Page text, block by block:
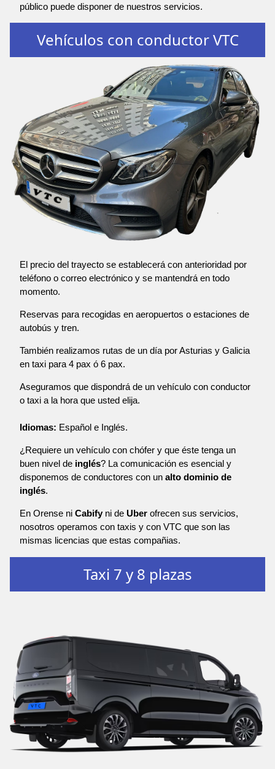
público puede disponer de nuestros servicios.
Vehículos con conductor VTC
El precio del trayecto se establecerá con anterioridad por
teléfono o correo electrónico y se mantendrá en todo
momento.
Reservas para recogidas en aeropuertos o estaciones de
autobús y tren.
También realizamos rutas de un día por Asturias y Galicia
en taxi para 4 pax ó 6 pax.
Aseguramos que dispondrá de un vehículo con conductor
o taxi a la hora que usted elija.
Idiomas: Español e Inglés.
¿Requiere un vehículo con chófer y que éste tenga un
buen nivel de inglés? La comunicación es esencial y
disponemos de conductores con un alto dominio de
inglés.
En Orense ni Cabify ni de Uber ofrecen sus servicios,
nosotros operamos con taxis y con VTC que son las
mismas licencias que estas compañias.
Taxi 7 y 8 plazas